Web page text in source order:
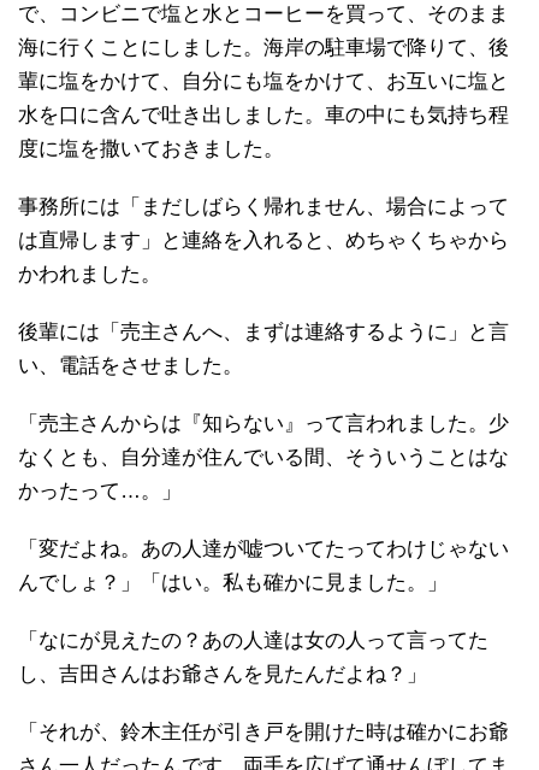
で、コンビニで塩と水とコーヒーを買って、そのまま
海に行くことにしました。海岸の駐車場で降りて、後
輩に塩をかけて、自分にも塩をかけて、お互いに塩と
水を口に含んで吐き出しました。車の中にも気持ち程
度に塩を撒いておきました。
事務所には「まだしばらく帰れません、場合によって
は直帰します」と連絡を入れると、めちゃくちゃから
かわれました。
後輩には「売主さんへ、まずは連絡するように」と言
い、電話をさせました。
「売主さんからは『知らない』って言われました。少
なくとも、自分達が住んでいる間、そういうことはな
かったって…。」
「変だよね。あの人達が嘘ついてたってわけじゃない
んでしょ？」「はい。私も確かに見ました。」
「なにが見えたの？あの人達は女の人って言ってた
し、吉田さんはお爺さんを見たんだよね？」
「それが、鈴木主任が引き戸を開けた時は確かにお爺